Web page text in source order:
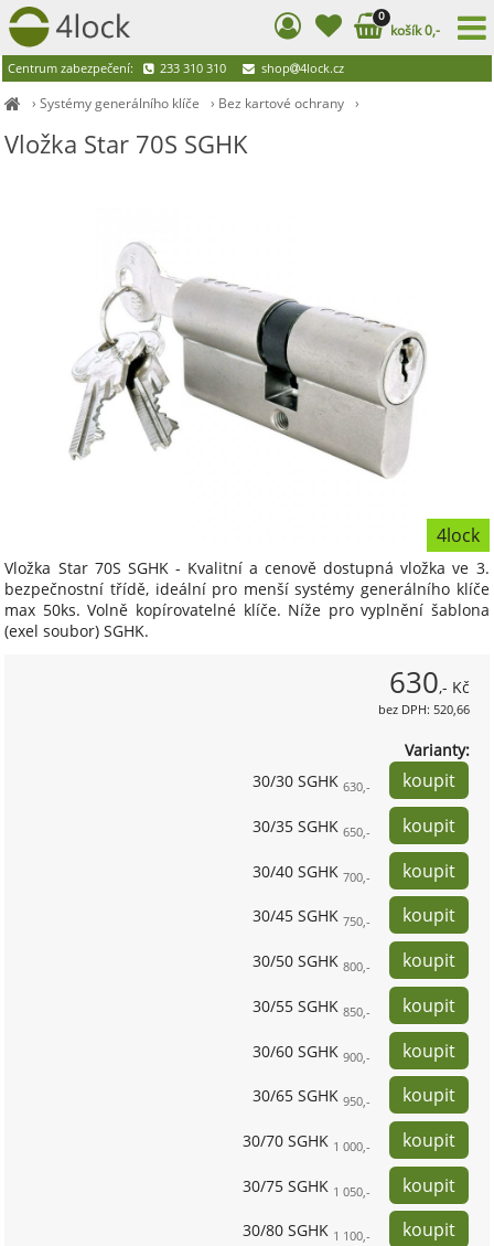
›Systémy generálního klíče › Bez kartové ochrany ›
Vložka Star 70S SGHK
Vložka Star 70S SGHK - Kvalitní a cenově dostupná vložka ve 3.
bezpečnostní třídě, ideální pro menší systémy generálního klíče
max 50ks. Volně kopírovatelné klíče. Níže pro vyplnění šablona
(exel soubor) SGHK.
4lock
630,- Kč
bez DPH: 520,66
Varianty:
30/30 SGHK 630,-
30/35 SGHK 650,-
30/40 SGHK 700,-
30/45 SGHK 750,-
30/50 SGHK 800,-
30/55 SGHK 850,-
30/60 SGHK 900,-
30/65 SGHK 950,-
30/70 SGHK 1 000,-
30/75 SGHK 1 050,-
30/80 SGHK 1 100,-
0
košík 0,-
Centrum zabezpečení: 233 310 310 shop 4lock.cz